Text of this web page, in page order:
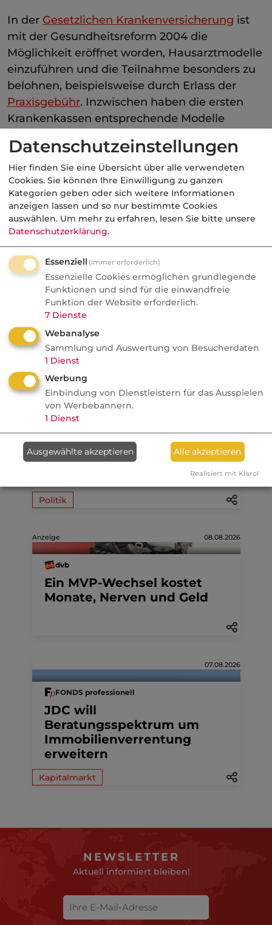
In der Gesetzlichen Krankenversicherung ist
mit der Gesundheitsreform 2004 die
Möglichkeit eröffnet worden, Hausarztmodelle
einzuführen und die Teilnahme besonders zu
belohnen, beispielsweise durch Erlass der
Praxisgebühr. Inzwischen haben die ersten
Krankenkassen entsprechende Modelle
Weiterführende Links
Ambulante Heilbehandlung (Private
Krankenversicherung)
Krankenversicherung)
Kategorie: Krankenversicherung, gesetzlich
Krankenversicherung, privat
AktuelleNachrichten
Studie: Ungleiche
Besteuerung begünstigte
Französische Revolution
Politik
Anzeige 08.08.2026
dvb
Ein MVP-Wechsel kostet
Monate, Nerven und Geld
07.08.2026
FONDS professionell
JDC will
Beratungsspektrum um
Immobilienverrentung
erweitern
Kapitalmarkt
NEWSLETTER
Aktuell informiert bleiben!
Datenschutzeinstellungen
Hier finden Sie eine Übersicht über alle verwendeten
Cookies. Sie können Ihre Einwilligung zu ganzen
Kategorien geben oder sich weitere Informationen
anzeigen lassen und so nur bestimmte Cookies
auswählen. Um mehr zu erfahren, lesen Sie bitte unsere
Datenschutzerklärung.
Essenziell (immer erforderlich)
Essenzielle Cookies ermöglichen grundlegende
Funktionen und sind für die einwandfreie
Funktion der Website erforderlich.
7 Dienste
Webanalyse
Sammlung und Auswertung von Besucherdaten
1 Dienst
Werbung
Einbindung von Dienstleistern für das Ausspielen
von Werbebannern.
1 Dienst
Ausgewählte akzeptieren Alle akzeptieren
Realisiert mit Klaro!